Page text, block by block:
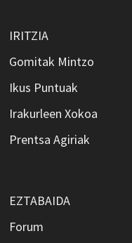
IRITZIA
Gomitak Mintzo
Ikus Puntuak
Irakurleen Xokoa
Prentsa Agiriak
EZTABAIDA
Forum